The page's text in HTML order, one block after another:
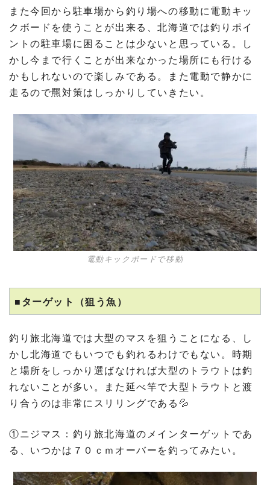
また今回から駐車場から釣り場への移動に電動キッ
クボードを使うことが出来る、北海道では釣りポイ
ントの駐車場に困ることは少ないと思っている。し
かし今まで行くことが出来なかった場所にも行ける
かもしれないので楽しみである。また電動で静かに
走るので羆対策はしっかりしていきたい。
電動キックボードで移動
■ターゲット（狙う魚）
釣り旅北海道では大型のマスを狙うことになる、し
かし北海道でもいつでも釣れるわけでもない。時期
と場所をしっかり選ばなければ大型のトラウトは釣
れないことが多い。また延べ竿で大型トラウトと渡
り合うのは非常にスリリングである💦
①ニジマス：釣り旅北海道のメインターゲットであ
る、いつかは７０ｃｍオーバーを釣ってみたい。